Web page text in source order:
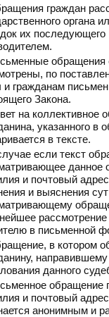
граждан
органа
их последующего
обращения
по
гражданам
Закона.
на коллективное
указанного
в тексте.
если текст
данное
и почтовый
и выяснения
в письменной
в котором
данного
обращение
и почтовый
анонимным и